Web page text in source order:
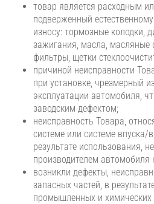
товар является расходным
подверженный
износу: тормозные колодки,
зажигания, масла, масляные
фильтры, щетки
причиной неисправности
при установке, чрезмерный
эксплуатации автомобиля,
заводским дефектом;
неисправность Товара,
системе или системе
результате использования,
производителем автомобиля
возникли дефекты,
запасных частей, в
промышленных и химических